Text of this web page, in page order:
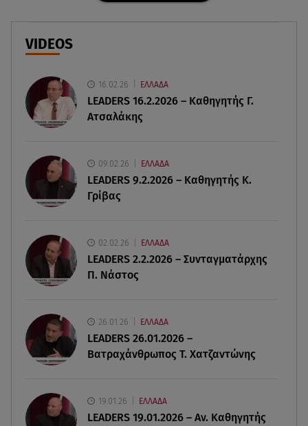
Δούκισσα Νομικού: Από τη Μύκονο «πετάχτηκε»
Λυκαβηττός: Σε 57χρονη γυναίκα ανήκει η σορός
που βρέθηκε σε σπηλιά
φορμάκι της κορούλας της!
08.08.26 , 14:25
08.08.26 , 14:00
Summer fling: Γιατί να πεις ναι σε έναν
καλοκαιρινό έρωτα
08.08.26 , 13:59
Αθηνά Οικονομάκου: Οι... hot αναρτήσεις της με
animal print μπικίνι!
VIDEOS
16.02.26 ΕΛΛΑΔΑ
LEADERS 16.2.2026 – Καθηγητής Γ.
Ατσαλάκης
09.02.26 ΕΛΛΑΔΑ
LEADERS 9.2.2026 – Καθηγητής Κ.
Γρίβας
02.02.26 ΕΛΛΑΔΑ
LEADERS 2.2.2026 – Συνταγματάρχης
Π. Νάστος
26.01.26 ΕΛΛΑΔΑ
LEADERS 26.01.2026 –
Βατραχάνθρωπος Τ. Χατζαντώνης
19.01.26 ΕΛΛΑΔΑ
LEADERS 19.01.2026 – Αν. Καθηγητής